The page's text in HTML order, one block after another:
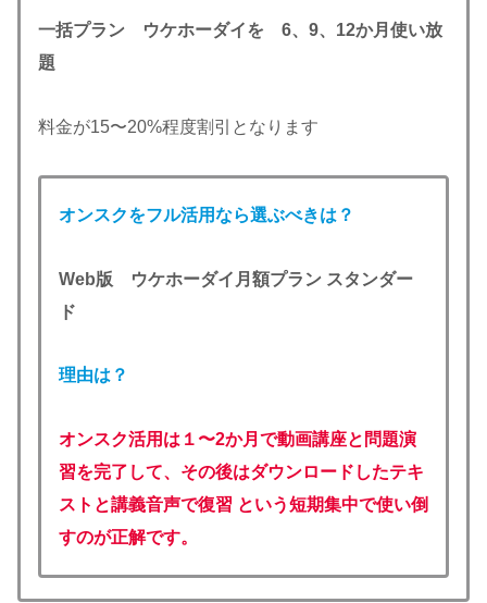
一括プラン ウケホーダイを 6、9、12か月使い放
題
料金が15〜20%程度割引となります
オンスクをフル活用なら選ぶべきは？
Web版 ウケホーダイ月額プラン スタンダー
ド
理由は？
オンスク活用は１〜2か月で動画講座と問題演
習を完了して、その後はダウンロードしたテキ
ストと講義音声で復習 という短期集中で使い倒
すのが正解です。